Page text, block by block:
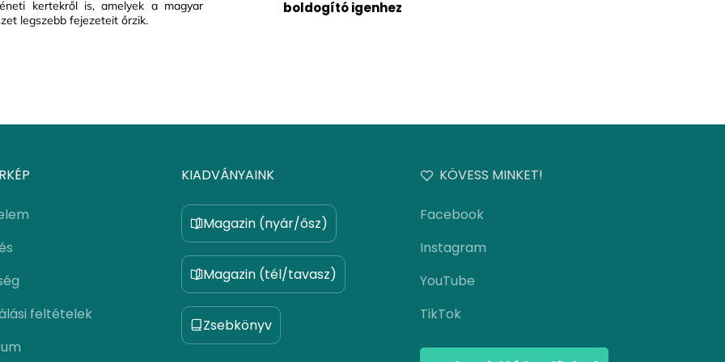
kertekről is, amelyek a magyar
legszebb fejezeteit őrzik.
boldogító igenhez
feltételek
KIADVÁNYAINK
Magazin (nyár/ősz)
Magazin (tél/tavasz)
Zsebkönyv
KÖVESS MINKET!
Facebook
Instagram
YouTube
TikTok